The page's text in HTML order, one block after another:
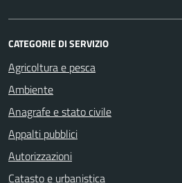
CATEGORIE DI SERVIZIO
Agricoltura e pesca
Ambiente
Anagrafe e stato civile
Appalti pubblici
Autorizzazioni
Catasto e urbanistica